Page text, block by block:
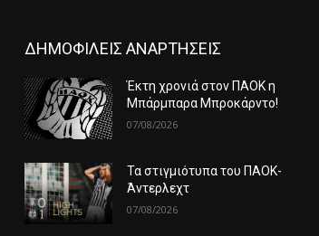
ΔΗΜΟΦΙΛΕΙΣ ΑΝΑΡΤΗΣΕΙΣ
Έκτη χρονιά στον ΠΑΟΚ η
Μπάρμπαρα Μπροκάρντο!
07/08/2026
Τα στιγμιότυπα του ΠΑΟΚ-
Άντερλεχτ
07/08/2026